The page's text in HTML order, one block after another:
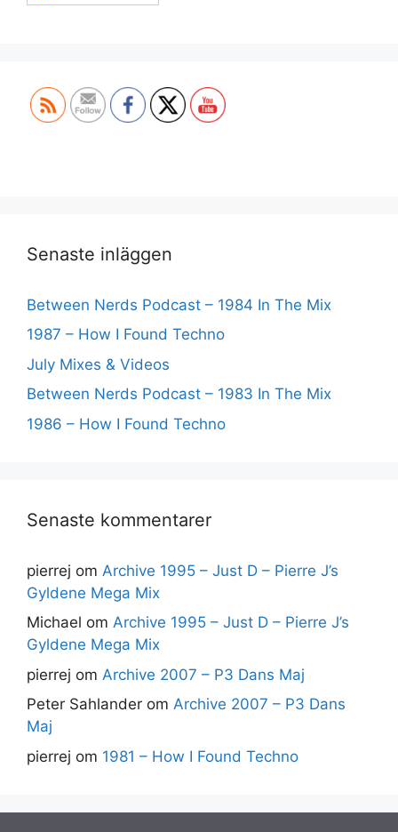
Senaste inläggen
Between Nerds Podcast – 1984 In The Mix
1987 – How I Found Techno
July Mixes & Videos
Between Nerds Podcast – 1983 In The Mix
1986 – How I Found Techno
Senaste kommentarer
pierrej om Archive 1995 – Just D – Pierre J’s
Gyldene Mega Mix
Michael om Archive 1995 – Just D – Pierre J’s
Gyldene Mega Mix
pierrej om Archive 2007 – P3 Dans Maj
Peter Sahlander om Archive 2007 – P3 Dans
Maj
pierrej om 1981 – How I Found Techno